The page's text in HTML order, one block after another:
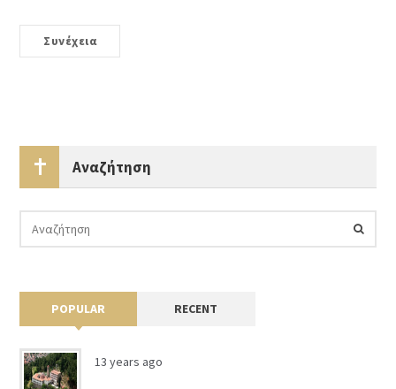
Συνέχεια
Αναζήτηση
POPULAR RECENT
13 years ago